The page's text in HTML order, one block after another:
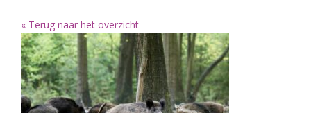
« Terug naar het overzicht